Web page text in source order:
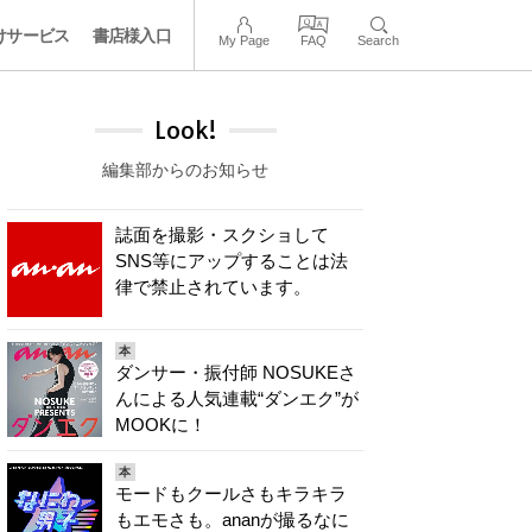
サービス 書店様入口 My Page FAQ Search
Look!
編集部からのお知らせ
誌面を撮影・スクショして
SNS等にアップすることは法
律で禁止されています。
本
ダンサー・振付師 NOSUKEさ
んによる人気連載“ダンエク”が
MOOKに！
本
モードもクールさもキラキラ
もエモさも。ananが撮るなに